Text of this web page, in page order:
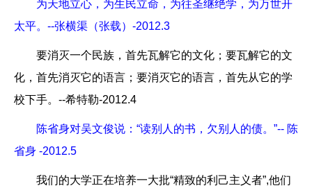
为天地立心，为生民立命，为往圣继绝学，为万世开
太平。--张横渠（张载）-2012.3
要消灭一个民族，首先瓦解它的文化；要瓦解它的文
化，首先消灭它的语言；要消灭它的语言，首先从它的学
校下手。--希特勒-2012.4
陈省身对吴文俊说：“读别人的书，欠别人的债。”-- 陈
省身 -2012.5
我们的大学正在培养一大批“精致的利己主义者”,他们